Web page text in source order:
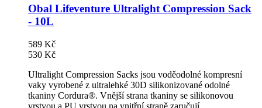
Obal Lifeventure Ultralight Compression Sack
- 10L
589 Kč
530 Kč
Ultralight Compression Sacks jsou voděodolné kompresní
vaky vyrobené z ultralehké 30D silikonizované odolné
tkaniny Cordura®. Vnější strana tkaniny se silikonovou
vrstvou a PU vrstvou na vnitřní straně zaručují